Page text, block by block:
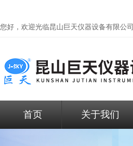
您好，欢迎光临昆山巨天仪器设备有限公司
首页 关于我们